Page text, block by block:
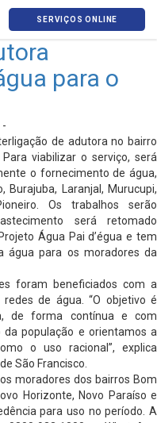
SERVIÇOS ONLINE
para o
de adutora no bairro
viabilizar o serviço, será
o fornecimento de água,
Laranjal, Murucupi,
Os trabalhos serão
será retomado
Água Pai d’égua e tem
água para os moradores da
foram beneficiados com a
de água. “O objetivo é
de forma contínua e com
da população e orientamos a
o uso racional”, explica
São Francisco.
moradores dos bairros Bom
Horizonte, Novo Paraíso e
para uso no período. A